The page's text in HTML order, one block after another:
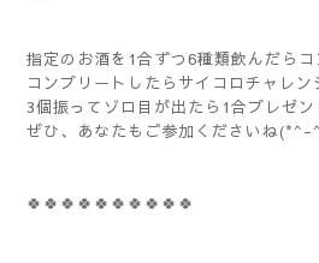
コンプリートしたらサイコロチャレ
3個振ってゾロ目が出たら1合プレゼ
ぜひ、あなたもご参加くださいね
🍀🍀🍀🍀🍀🍀🍀🍀🍀🍀